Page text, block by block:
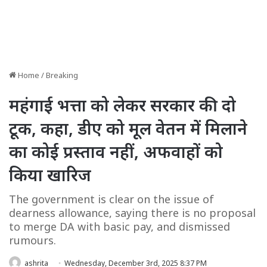
Home /Breaking
महंगाई भत्ता को लेकर सरकार की दो
टूक, कहा, डीए को मूल वेतन में मिलाने
का कोई प्रस्ताव नहीं, अफवाहों को
किया खारिज
The government is clear on the issue of
dearness allowance, saying there is no proposal
to merge DA with basic pay, and dismissed
rumours.
ashrita Wednesday, December 3rd, 2025 8:37 PM